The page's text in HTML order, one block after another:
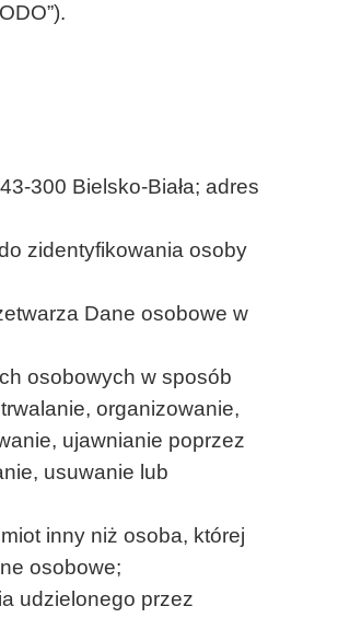
300 Bielsko-Biała; adres
zidentyfikowania osoby
Dane osobowe w
osobowych w sposób
organizowanie,
ujawnianie poprzez
usuwanie lub
inny niż osoba, której
osobowe;
udzielonego przez